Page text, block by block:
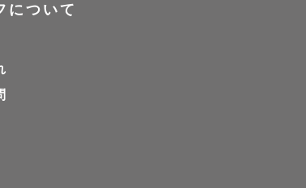
について